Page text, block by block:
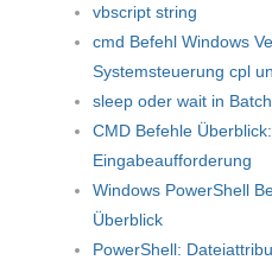
vbscript string
cmd Befehl Windows
Systemsteuerung cpl
sleep oder wait in
CMD Befehle
Eingabeaufforderung
Windows PowerShell
Überblick
PowerShell: